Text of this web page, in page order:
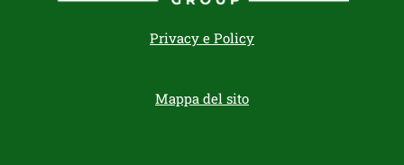
Privacy e Policy
Mappa del sito